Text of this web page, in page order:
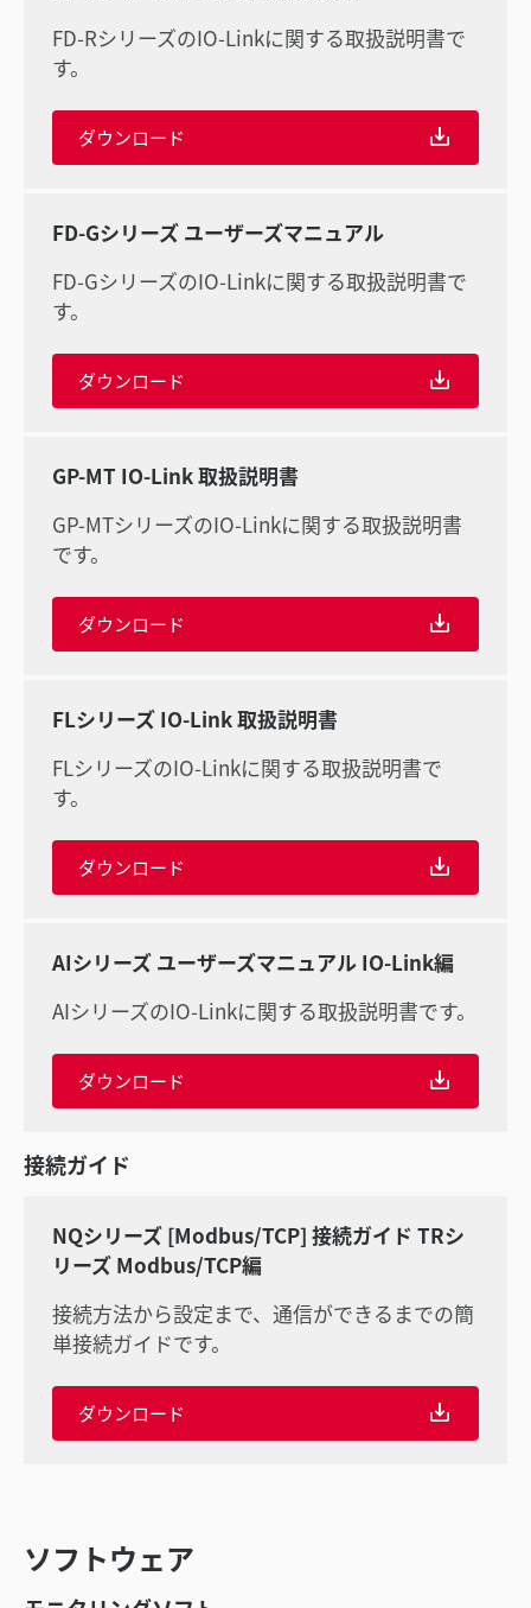
FD-RシリーズのIO-Linkに関する取扱説明書で
す。
ダウンロード
FD-Gシリーズ ユーザーズマニュアル
FD-GシリーズのIO-Linkに関する取扱説明書で
す。
ダウンロード
GP-MT IO-Link 取扱説明書
GP-MTシリーズのIO-Linkに関する取扱説明書
です。
ダウンロード
FLシリーズ IO-Link 取扱説明書
FLシリーズのIO-Linkに関する取扱説明書で
す。
ダウンロード
AIシリーズ ユーザーズマニュアル IO-Link編
AIシリーズのIO-Linkに関する取扱説明書です。
ダウンロード
接続ガイド
NQシリーズ [Modbus/TCP] 接続ガイド TRシ
リーズ Modbus/TCP編
接続方法から設定まで、通信ができるまでの簡
単接続ガイドです。
ダウンロード
ソフトウェア